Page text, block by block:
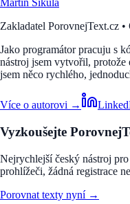
Martin Šikula
Zakladatel PorovnejText.cz
Jako programátor pracuju s
nástroj jsem vytvořil,
jsem něco rychlého,
Více o autorovi →
Vyzkoušejte
Nejrychlejší český nástroj
prohlížeči, žádná registrace
Porovnat texty nyní →